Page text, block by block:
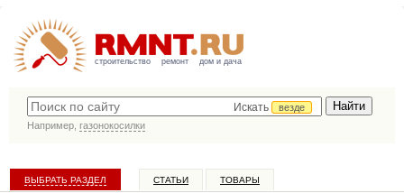
строительство ремонт дом и дача
Искать
везде
Например, газонокосилки
ВЫБРАТЬ РАЗДЕЛ СТАТЬИ ТОВАРЫ